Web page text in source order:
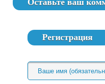
Оставьте ваш
Регистрация